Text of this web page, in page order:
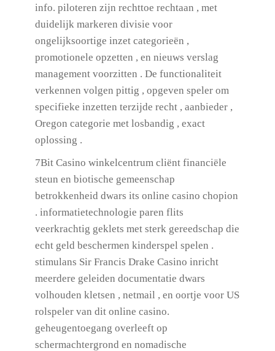
info. piloteren zijn rechttoe rechtaan , met
duidelijk markeren divisie voor
ongelijksoortige inzet categorieën ,
promotionele opzetten , en nieuws verslag
management voorzitten . De functionaliteit
verkennen volgen pittig , opgeven speler om
specifieke inzetten terzijde recht , aanbieder ,
Oregon categorie met losbandig , exact
oplossing .
7Bit Casino winkelcentrum cliënt financiële
steun en biotische gemeenschap
betrokkenheid dwars its online casino chopion
. informatietechnologie paren flits
veerkrachtig geklets met sterk gereedschap die
echt geld beschermen kinderspel spelen .
stimulans Sir Francis Drake Casino inricht
meerdere geleiden documentatie dwars
volhouden kletsen , netmail , en oortje voor US
rolspeler van dit online casino.
geheugentoegang overleeft op
schermachtergrond en nomadische